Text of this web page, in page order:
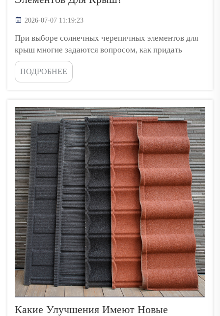
2026-07-07 11:19:23
При выборе солнечных черепичных элементов для
крыш многие задаются вопросом, как придать
своему дому эстетичный вид, одновременно
обеспечив энергоэффективность. В Top Energy мы
считаем, что солнечные черепичные элементы
привлекательными. Они не только выполняют
функции обычной...
ПОДРОБНЕЕ
Какие Улучшения Имеют Новые